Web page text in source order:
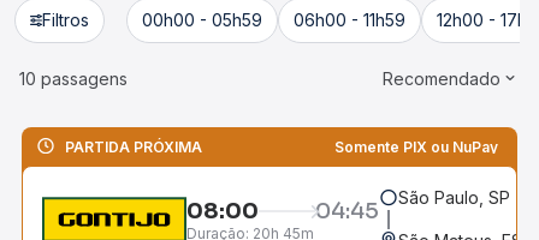
Filtros 00h00 - 05h59 06h00 - 11h59 12h00 -
10 passagens Recomendado
PARTIDA PRÓXIMA Somente PIX ou NuPay
08:00 04:45
Duração: 20h 45m
São Paulo, SP -